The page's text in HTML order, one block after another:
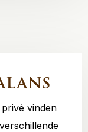
vinden